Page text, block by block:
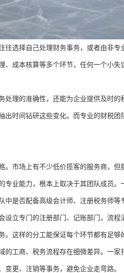
往选择自己处理财务事务，或者由非
、成本核算等多个环节，任何一个小
处理的准确性，还能为企业提供及时
出时间钻研这些变化。而专业的财税
。市场上有不少低价揽客的服务商，但
专业能力，根本上取决于其团队成员
中是否配备高级会计师、注册税务师等
设立专门的注册部门、记账部门，流
。这样的分工能保证每个环节都有足够
的工商、税务流程存在细微差异。一
变更、注销等事务，避免企业走弯路。